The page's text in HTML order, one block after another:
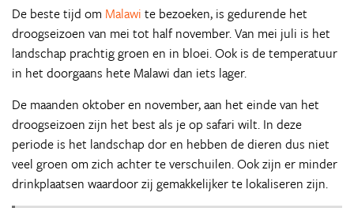
De beste tijd om Malawi te bezoeken, is gedurende het
droogseizoen van mei tot half november. Van mei juli is het
landschap prachtig groen en in bloei. Ook is de temperatuur
in het doorgaans hete Malawi dan iets lager.
De maanden oktober en november, aan het einde van het
droogseizoen zijn het best als je op safari wilt. In deze
periode is het landschap dor en hebben de dieren dus niet
veel groen om zich achter te verschuilen. Ook zijn er minder
drinkplaatsen waardoor zij gemakkelijker te lokaliseren zijn.